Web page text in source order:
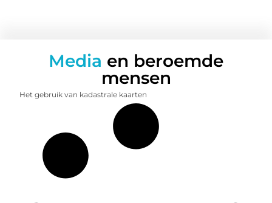
Media en beroemde
mensen
Het gebruik van kadastrale kaarten